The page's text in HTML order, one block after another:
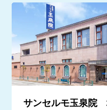
サンセルモ玉泉院